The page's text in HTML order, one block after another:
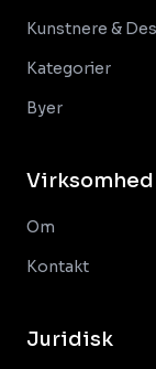
Kunstnere &
Kategorier
Byer
Virksomhed
Om
Kontakt
Juridisk